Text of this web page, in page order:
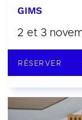
GIMS
2 et 3
RÉSERVER